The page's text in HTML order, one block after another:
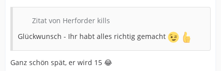
Zitat von Herforder kills
Glückwunsch - Ihr habt alles richtig gemacht
Ganz schön spät, er wird 15 😂